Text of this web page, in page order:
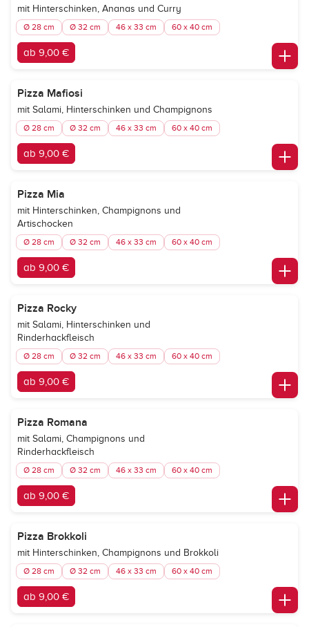
mit Hinterschinken, Ananas und Curry
Ø 28 cm Ø 32 cm 46 x 33 cm 60 x 40 cm
ab 9,00 €
Pizza Mafiosi
mit Salami, Hinterschinken und Champignons
Ø 28 cm Ø 32 cm 46 x 33 cm 60 x 40 cm
ab 9,00 €
Pizza Mia
mit Hinterschinken, Champignons und
Artischocken
Ø 28 cm Ø 32 cm 46 x 33 cm 60 x 40 cm
ab 9,00 €
Pizza Rocky
mit Salami, Hinterschinken und
Rinderhackfleisch
Ø 28 cm Ø 32 cm 46 x 33 cm 60 x 40 cm
ab 9,00 €
Pizza Romana
mit Salami, Champignons und
Rinderhackfleisch
Ø 28 cm Ø 32 cm 46 x 33 cm 60 x 40 cm
ab 9,00 €
Pizza Brokkoli
mit Hinterschinken, Champignons und Brokkoli
Ø 28 cm Ø 32 cm 46 x 33 cm 60 x 40 cm
ab 9,00 €